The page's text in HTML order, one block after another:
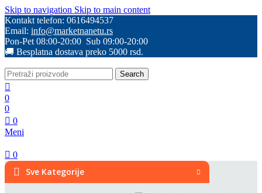
Skip to navigation Skip to main content
Kontakt telefon: 0616494537
Email: info@marketnanetu.rs
Pon-Pet 08:00-20:00 Sub 09:00-20:00
🚚 Besplatna dostava preko 5000 rsd.
Search
0
0
0
Meni
0
Sve Kategorije